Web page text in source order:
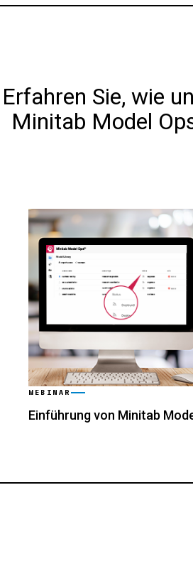
Erfahren Sie, wie
Minitab Model
WEBINAR
Einführung von Minitab